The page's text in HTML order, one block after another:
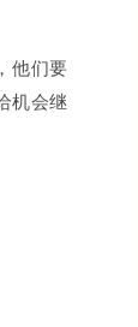
他们要
机会继